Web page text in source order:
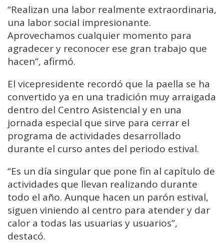
“Realizan una labor realmente extraordinaria,
una labor social impresionante.
Aprovechamos cualquier momento para
agradecer y reconocer ese gran trabajo que
hacen”, afirmó.
El vicepresidente recordó que la paella se ha
convertido ya en una tradición muy arraigada
dentro del Centro Asistencial y en una
jornada especial que sirve para cerrar el
programa de actividades desarrollado
durante el curso antes del periodo estival.
“Es un día singular que pone fin al capítulo de
actividades que llevan realizando durante
todo el año. Aunque hacen un parón estival,
siguen viniendo al centro para atender y dar
calor a todas las usuarias y usuarios”,
destacó.